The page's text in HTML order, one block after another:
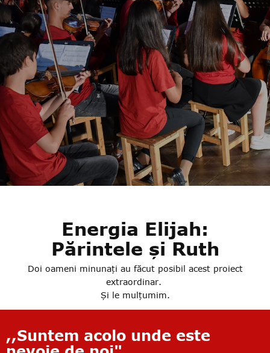
Energia Elijah:
Părintele și Ruth
Doi oameni minunați au făcut posibil acest proiect
extraordinar.
Și le mulțumim.
,,Suntem acolo unde este